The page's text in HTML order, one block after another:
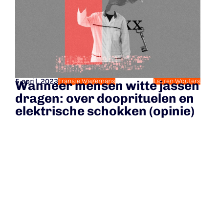
5 april, 2023Fransje Wagemans Lauren Wouters
Wanneer mensen witte jassen
dragen: over dooprituelen en
elektrische schokken (opinie)